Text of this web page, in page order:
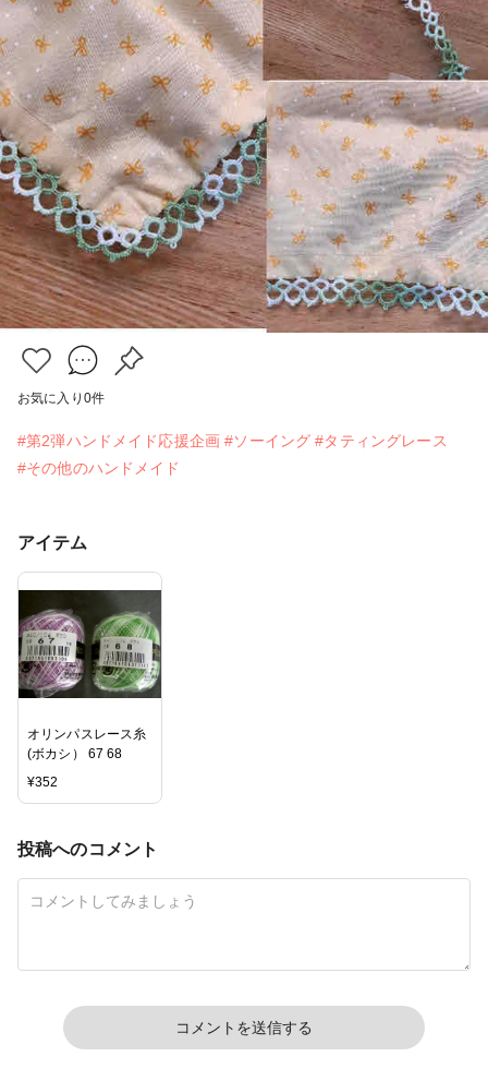
お気に入り 0件
#第2弾ハンドメイド応援企画 #ソーイング #タティングレース
#その他のハンドメイド
アイテム
オリンパスレース糸
(ボカシ） 67 68
¥352
投稿へのコメント
コメントを送信する